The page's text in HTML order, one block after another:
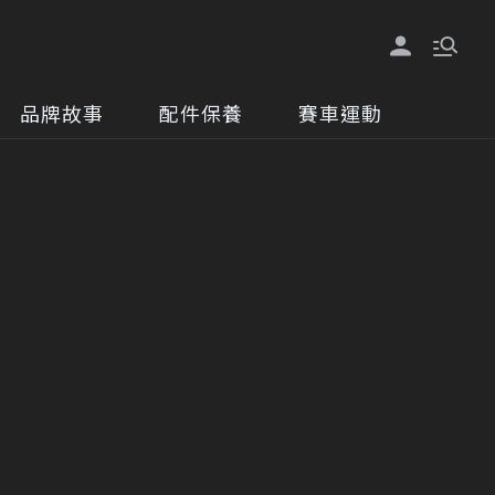
品牌故事 配件保養 賽車運動